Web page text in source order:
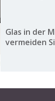
Glas in der
vermeiden